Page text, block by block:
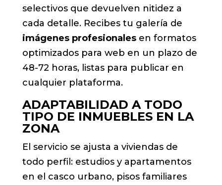
selectivos que devuelven nitidez a
cada detalle. Recibes tu galería de
imágenes profesionalesen formatos
optimizados para web en un plazo de
48-72 horas, listas para publicar en
cualquier plataforma.
ADAPTABILIDAD A TODO
TIPO DE INMUEBLES EN LA
ZONA
El servicio se ajusta a viviendas de
todo perfil: estudios y apartamentos
en el casco urbano, pisos familiares